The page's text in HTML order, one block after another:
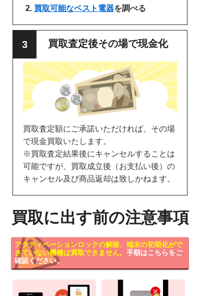
買取可能なベスト電器を調べる
買取査定後その場で現金化
買取査定額にご承諾いただければ、その場
で現金買取いたします。
※買取査定結果後にキャンセルすることは
可能ですが、買取成立後（お支払い後）の
キャンセル及び商品返却は致しかねます。
買取に出す前の注意事項
アクティベーションロックの解除、端末の初期化がで
きていない機種は買取できません。 手順はこちらをご
確認ください。